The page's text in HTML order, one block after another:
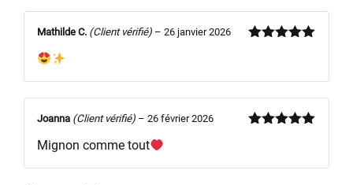
Mathilde C. (Client vérifié) – 26 janvier 2026
Joanna (Client vérifié) – 26 février 2026
Mignon comme tout